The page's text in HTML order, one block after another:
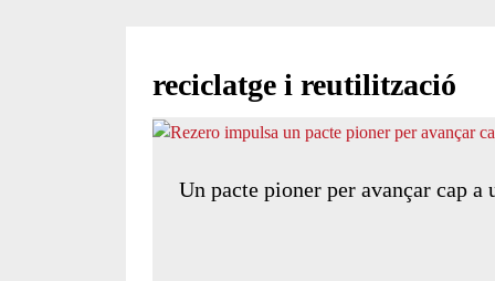
reciclatge i reutilització
Un pacte pioner per avançar cap